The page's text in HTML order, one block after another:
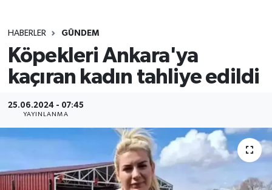
HABERLER GÜNDEM
Köpekleri Ankara'ya
kaçıran kadın tahliye edildi
25.06.2024 - 07:45
YAYINLANMA
Gündem
Kültür
Magazin
Tüm Manşetler
Son Dakika Haberleri
Haber Arşivi